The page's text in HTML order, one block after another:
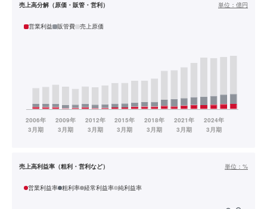
売上高分解（原価・販管・営利） 単位： 億円
営業利益 販管費 売上原価
売上高利益率（粗利・営利など） 単位： %
営業利益率 粗利率 経常利益率 純利益率